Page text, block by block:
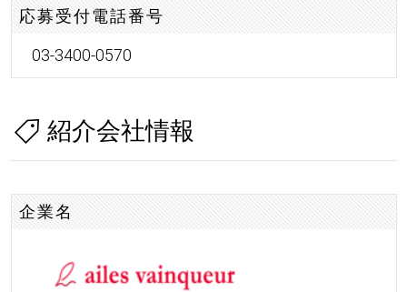
応募受付電話番号
03-3400-0570
紹介会社情報
企業名